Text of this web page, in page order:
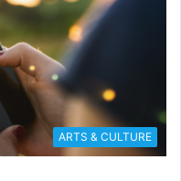
ARTS & CULTURE